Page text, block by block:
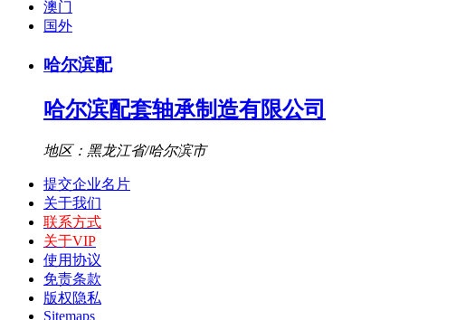
澳门
国外
哈尔滨配
哈尔滨配套轴承制造有限公司
地区：黑龙江省/哈尔滨市
提交企业名片
关于我们
联系方式
关于VIP
使用协议
免责条款
版权隐私
Sitemaps